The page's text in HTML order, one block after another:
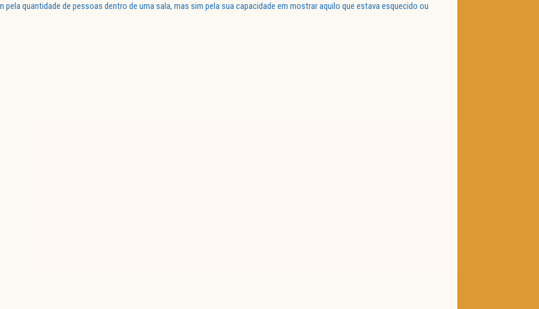
quantidade de pessoas dentro de uma sala, mas sim pela sua capacidade em mostrar aquilo que estava esquecido ou